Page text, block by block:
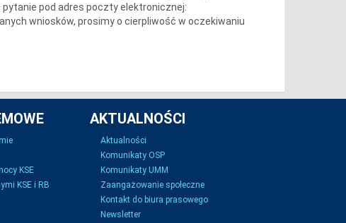
pod adres poczty elektronicznej:
wniosków, prosimy o cierpliwość w oczekiwaniu
KSE
KSE i RB
AKTUALNOŚCI
Aktualności
Komunikaty OSP
Komunikaty UMM
Zaangażowanie społeczne
Kontakt do biura prasowego
Newsletter